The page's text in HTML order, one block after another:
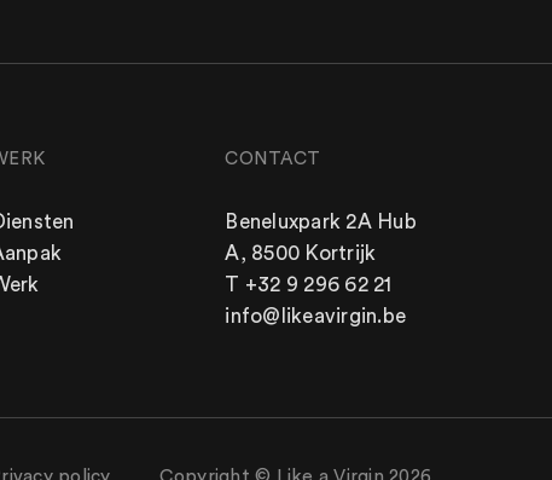
LIKE A VIRGIN
Team
SOCIALS
Facebook
LinkedIn
CONTACT
Beneluxpark 2A Hub
A, 8500 Kortrijk
T +32 9 296 62 21
info@likeavirgin.be